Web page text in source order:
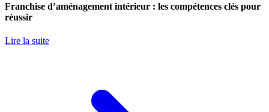
Franchise d’aménagement intérieur : les compétences clés pour
réussir
Lire la suite